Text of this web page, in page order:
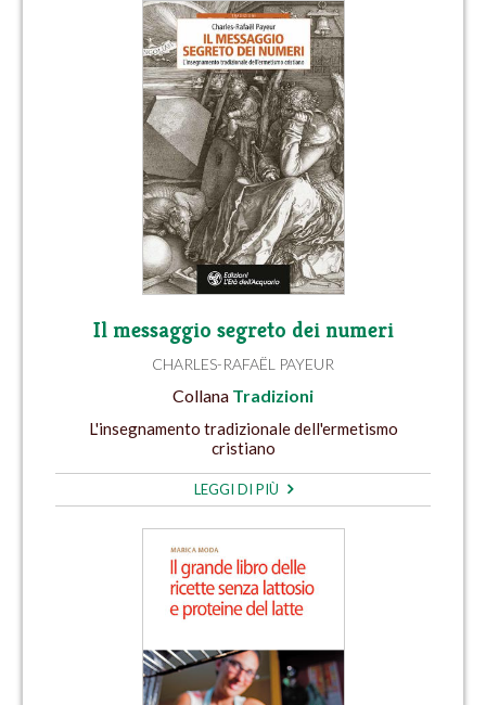
Il messaggio segreto dei numeri
CHARLES-RAFAËL PAYEUR
Collana Tradizioni
L'insegnamento tradizionale dell'ermetismo
cristiano
LEGGI DI PIÙ